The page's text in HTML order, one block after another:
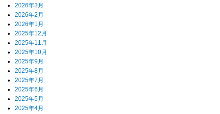
2026年3月
2026年2月
2026年1月
2025年12月
2025年11月
2025年10月
2025年9月
2025年8月
2025年7月
2025年6月
2025年5月
2025年4月